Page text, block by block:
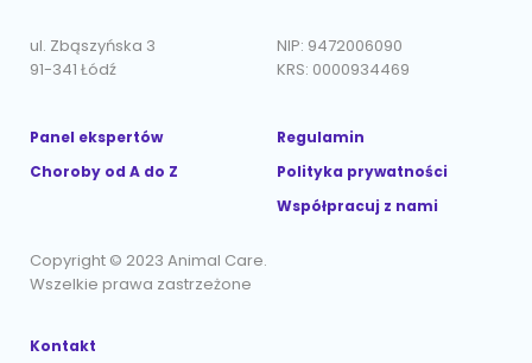
ul. Zbąszyńska 3
91-341 Łódź
NIP: 9472006090
KRS: 0000934469
Panel ekspertów
Choroby od A do Z
Regulamin
Polityka prywatności
Współpracuj z nami
Copyright © 2023 Animal Care.
Wszelkie prawa zastrzeżone
Kontakt